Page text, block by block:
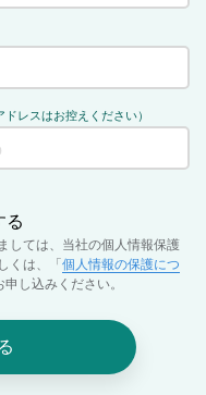
ドレスはお控えください）
る
しては、当社の個人情報保護
くは、「個人情報の保護につ
し込みください。